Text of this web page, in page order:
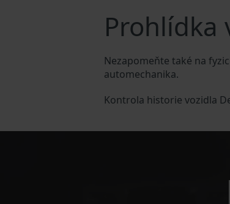
Prohlídka
Nezapomeňte také na
automechanika.
Kontrola historie vozidla